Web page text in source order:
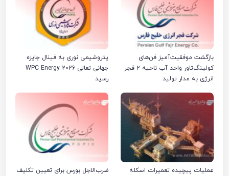
بازگشت موفقیت‌آمیز فن‌های
کولینگ‌تاور واحد آب ناحیه ۲ فجر
انرژی به مدار تولید
پتروشیمی نوری به فینال جایزه
جهانی تعالی WPC Energy 2026
رسید
عملیات پیچیده تعمیرات اسکله
ضرب‌الاجل بورس برای تعیین تکلیف